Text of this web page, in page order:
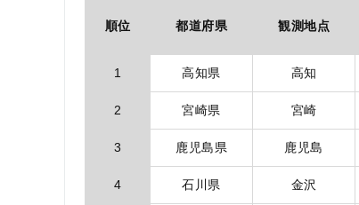
順位 都道府県 観測地点
1 高知県 高知
2 宮崎県 宮崎
3 鹿児島県 鹿児島
4 石川県 金沢